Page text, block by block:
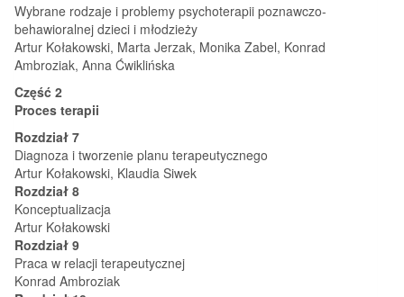
Wybrane rodzaje i problemy psychoterapii poznawczo-
behawioralnej dzieci i młodzieży
Artur Kołakowski, Marta Jerzak, Monika Zabel, Konrad
Ambroziak, Anna Ćwiklińska
Część 2
Proces terapii
Rozdział 7
Diagnoza i tworzenie planu terapeutycznego
Artur Kołakowski, Klaudia Siwek
Rozdział 8
Konceptualizacja
Artur Kołakowski
Rozdział 9
Praca w relacji terapeutycznej
Konrad Ambroziak